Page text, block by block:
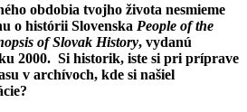
obdobia tvojho života nesmieme
o histórii Slovenska People of the
of Slovak History, vydanú
2000. Si historik, iste si pri príprave
v archívoch, kde si našiel